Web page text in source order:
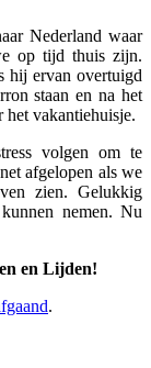
Nederland waar
op tijd thuis zijn.
hij ervan overtuigd
staan en na het
het vakantiehuisje.
volgen om te
afgelopen als we
zien. Gelukkig
nemen. Nu
en Lijden!
.